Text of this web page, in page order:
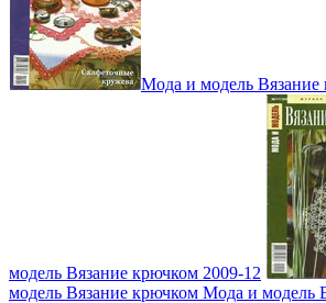
Мода и модель
модель Вязание крючком 2009-12
модель Вязание крючком Мода и модель